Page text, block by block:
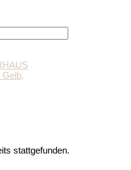
stattgefunden.